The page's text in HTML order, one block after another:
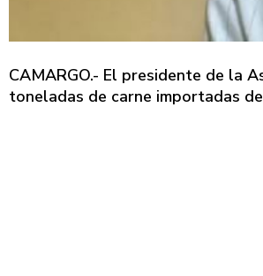
CAMARGO.- El presidente de la
toneladas de carne importadas